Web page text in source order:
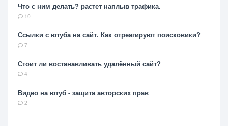
Что с ним делать? растет наплыв трафика.
10
Ссылки с ютуба на сайт. Как отреагируют поисковики?
7
Стоит ли востанавливать удалённый сайт?
4
Видео на ютуб - защита авторских прав
2